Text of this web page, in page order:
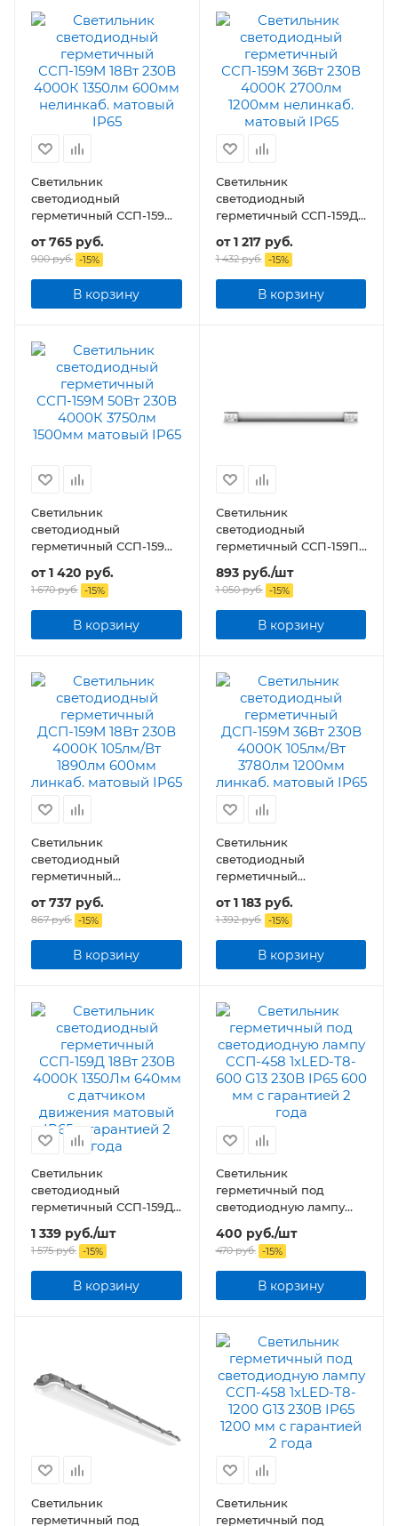
Светильник
светодиодный
герметичный ССП-159М
18Вт 230В 1350лм 600мм
нелинкаб. матовый IP65
от765 руб.
900 руб. -15%
В корзину
Светильник
светодиодный
герметичный ССП-159Д
18Вт 230В 4000К 1350Лм
640мм с датчиком
движения матовый IP65
от1 217 руб.
1 432 руб. -15%
В корзину
Светильник
светодиодный
герметичный ССП-159М
1500мм матовый IP65
от1 420 руб.
1 670 руб. -15%
В корзину
Светильник
светодиодный
герметичный ССП-159П
36Вт 230В 2900лм
1200мм прозрачный
IP65 серии PRO
893руб./шт
1 050руб. -15%
В корзину
Светильник
светодиодный
герметичный
транзитный ДСП-159М
18Вт 230В 105лм/Вт
1890Лм 600мм
от737 руб.
867 руб. -15%
В корзину
Светильник
светодиодный
герметичный
транзитный ДСП-159М
36Вт 230В 105лм/Вт
3780Лм 1200мм IP65
от1 183 руб.
1 392 руб. -15%
В корзину
Светильник
светодиодный
герметичный ССП-159Д
18Вт 230В 4000К 1350Лм
640мм с датчиком
движения матовый IP65
1 339 руб./шт
1 575руб. -15%
В корзину
Светильник
герметичный под
светодиодную лампу
ССП-458 1xLED-Т8-600
G13 230В IP65 600 мм
400 руб./шт
470руб. -15%
В корзину
Светильник
герметичный под
Светильник
герметичный под